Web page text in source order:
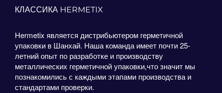
КЛАССИКА HERMETIX
Hermetix является дистрибьютером герметичной
упаковки в Шанхай. Наша команда имеет почти 25-
летний опыт по разработке и производству
металлических герметичной упаковки,что значит мы
познакомились с каждыми этапами производства и
стандартами проверки.